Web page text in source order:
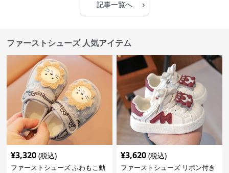
記事一覧へ ›
ファーストシューズ 人気アイテム
¥3,320 (税込)
ファーストシューズ ふわもこ動
¥3,620 (税込)
ファーストシューズ リボン付き